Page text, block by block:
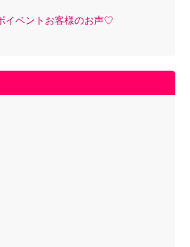
イベントお客様のお声♡